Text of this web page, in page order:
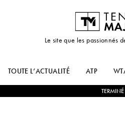
Le site que les passionnés
TOUTE L’ACTUALITÉ ATP
TERMINÉ